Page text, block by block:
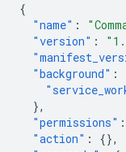
{
"name" :
"version" :
"background" :
},
"permissions" :
"action" :
{},